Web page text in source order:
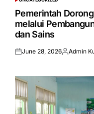
POSTED
IN
Pemerintah
melalui
dan Sains
Posted
June 28, 2026Posted
Admin